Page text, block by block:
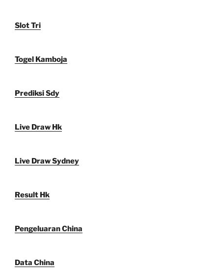
Slot Tri
Togel Kamboja
Prediksi Sdy
Live Draw Hk
Live Draw Sydney
Result Hk
Pengeluaran China
Data China